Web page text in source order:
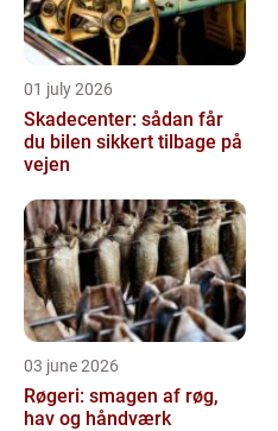
01 july 2026
Skadecenter: sådan får
du bilen sikkert tilbage på
vejen
03 june 2026
Røgeri: smagen af røg,
hav og håndværk